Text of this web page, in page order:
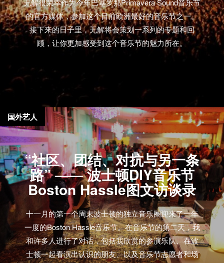
的官方媒体，参加这个目前欧洲最好的音乐节之一。
接下来的日子里，无解将会策划一系列的专题和回
顾，让你更加感受到这个音乐节的魅力所在。
“社区、团结、对抗与另一条
路” —— 波士顿DIY音乐节
Boston Hassle图文访谈录
十一月的第一个周末波士顿的独立音乐圈迎来了一年
一度的Boston Hassle音乐节。在音乐节的第二天，我
和许多人进行了对话，包括我欣赏的参演乐队、在波
士顿一起看演出认识的朋友、以及音乐节志愿者和场
国外艺人